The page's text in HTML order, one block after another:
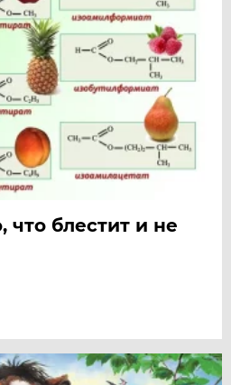
что блестит и не